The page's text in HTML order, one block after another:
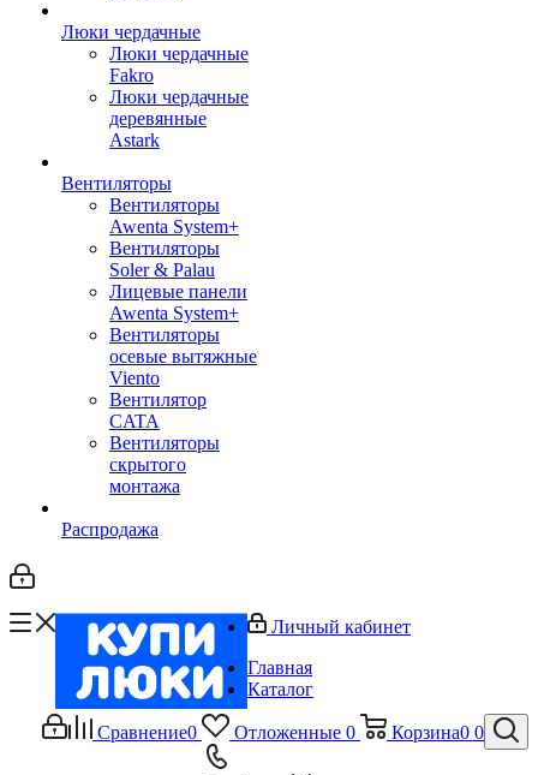
Люки чердачные
Люки чердачные
Fakro
Люки чердачные
деревянные
Astark
Вентиляторы
Вентиляторы
Awenta System+
Вентиляторы
Soler & Palau
Лицевые панели
Awenta System+
Вентиляторы
осевые вытяжные
Viento
Вентилятор
CATA
Вентиляторы
скрытого
монтажа
Распродажа
Сравнение0 Отложенные 0 Корзина0 0
Личный кабинет
Главная
Каталог